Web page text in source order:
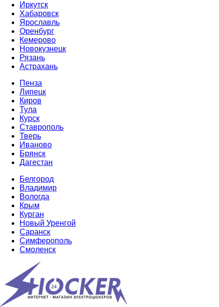
Иркутск
Хабаровск
Ярославль
Оренбург
Кемерово
Новокузнецк
Рязань
Астрахань
Пенза
Липецк
Киров
Тула
Курск
Ставрополь
Тверь
Иваново
Брянск
Дагестан
Белгород
Владимир
Вологда
Крым
Курган
Новый Уренгой
Саранск
Симферополь
Смоленск